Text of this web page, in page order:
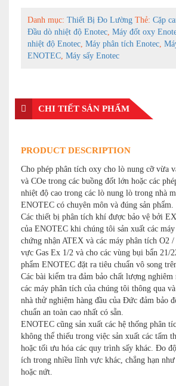
Danh mục: Thiết Bị Đo Lường Thẻ: Cặp
Đầu dò nhiệt độ Enotec, Máy đốt oxy
nhiệt độ Enotec, Máy phân tích Enotec,
ENOTEC, Máy sấy Enotec
CHI TIẾT SẢN PHẨM
PRODUCT DESCRIPTION
Cho phép phân tích oxy cho lò nung cỡ vừa
và COe trong các buồng đốt lớn hoặc các
nhiệt độ cao trong các lò nung lò trong nhà
ENOTEC có chuyên môn và đúng sản phẩm.
Các thiết bị phân tích khí được bảo vệ bởi
của ENOTEC khi chúng tôi sản xuất các
chứng nhận ATEX và các máy phân tích O2 /
vực Gas Ex 1/2 và cho các vùng bụi bẩn 21/
phẩm ENOTEC đặt ra tiêu chuẩn vô song
Các bài kiểm tra đảm bảo chất lượng
các máy phân tích của chúng tôi thông qua
nhà thử nghiệm hàng đầu của Đức đảm bảo
chuẩn an toàn cao nhất có sẵn.
ENOTEC cũng sản xuất các hệ thống phân
không thể thiếu trong việc sản xuất các tấm
hoặc tối ưu hóa các quy trình sấy khác. Đo
ích trong nhiều lĩnh vực khác, chẳng hạn
hoặc nứt.